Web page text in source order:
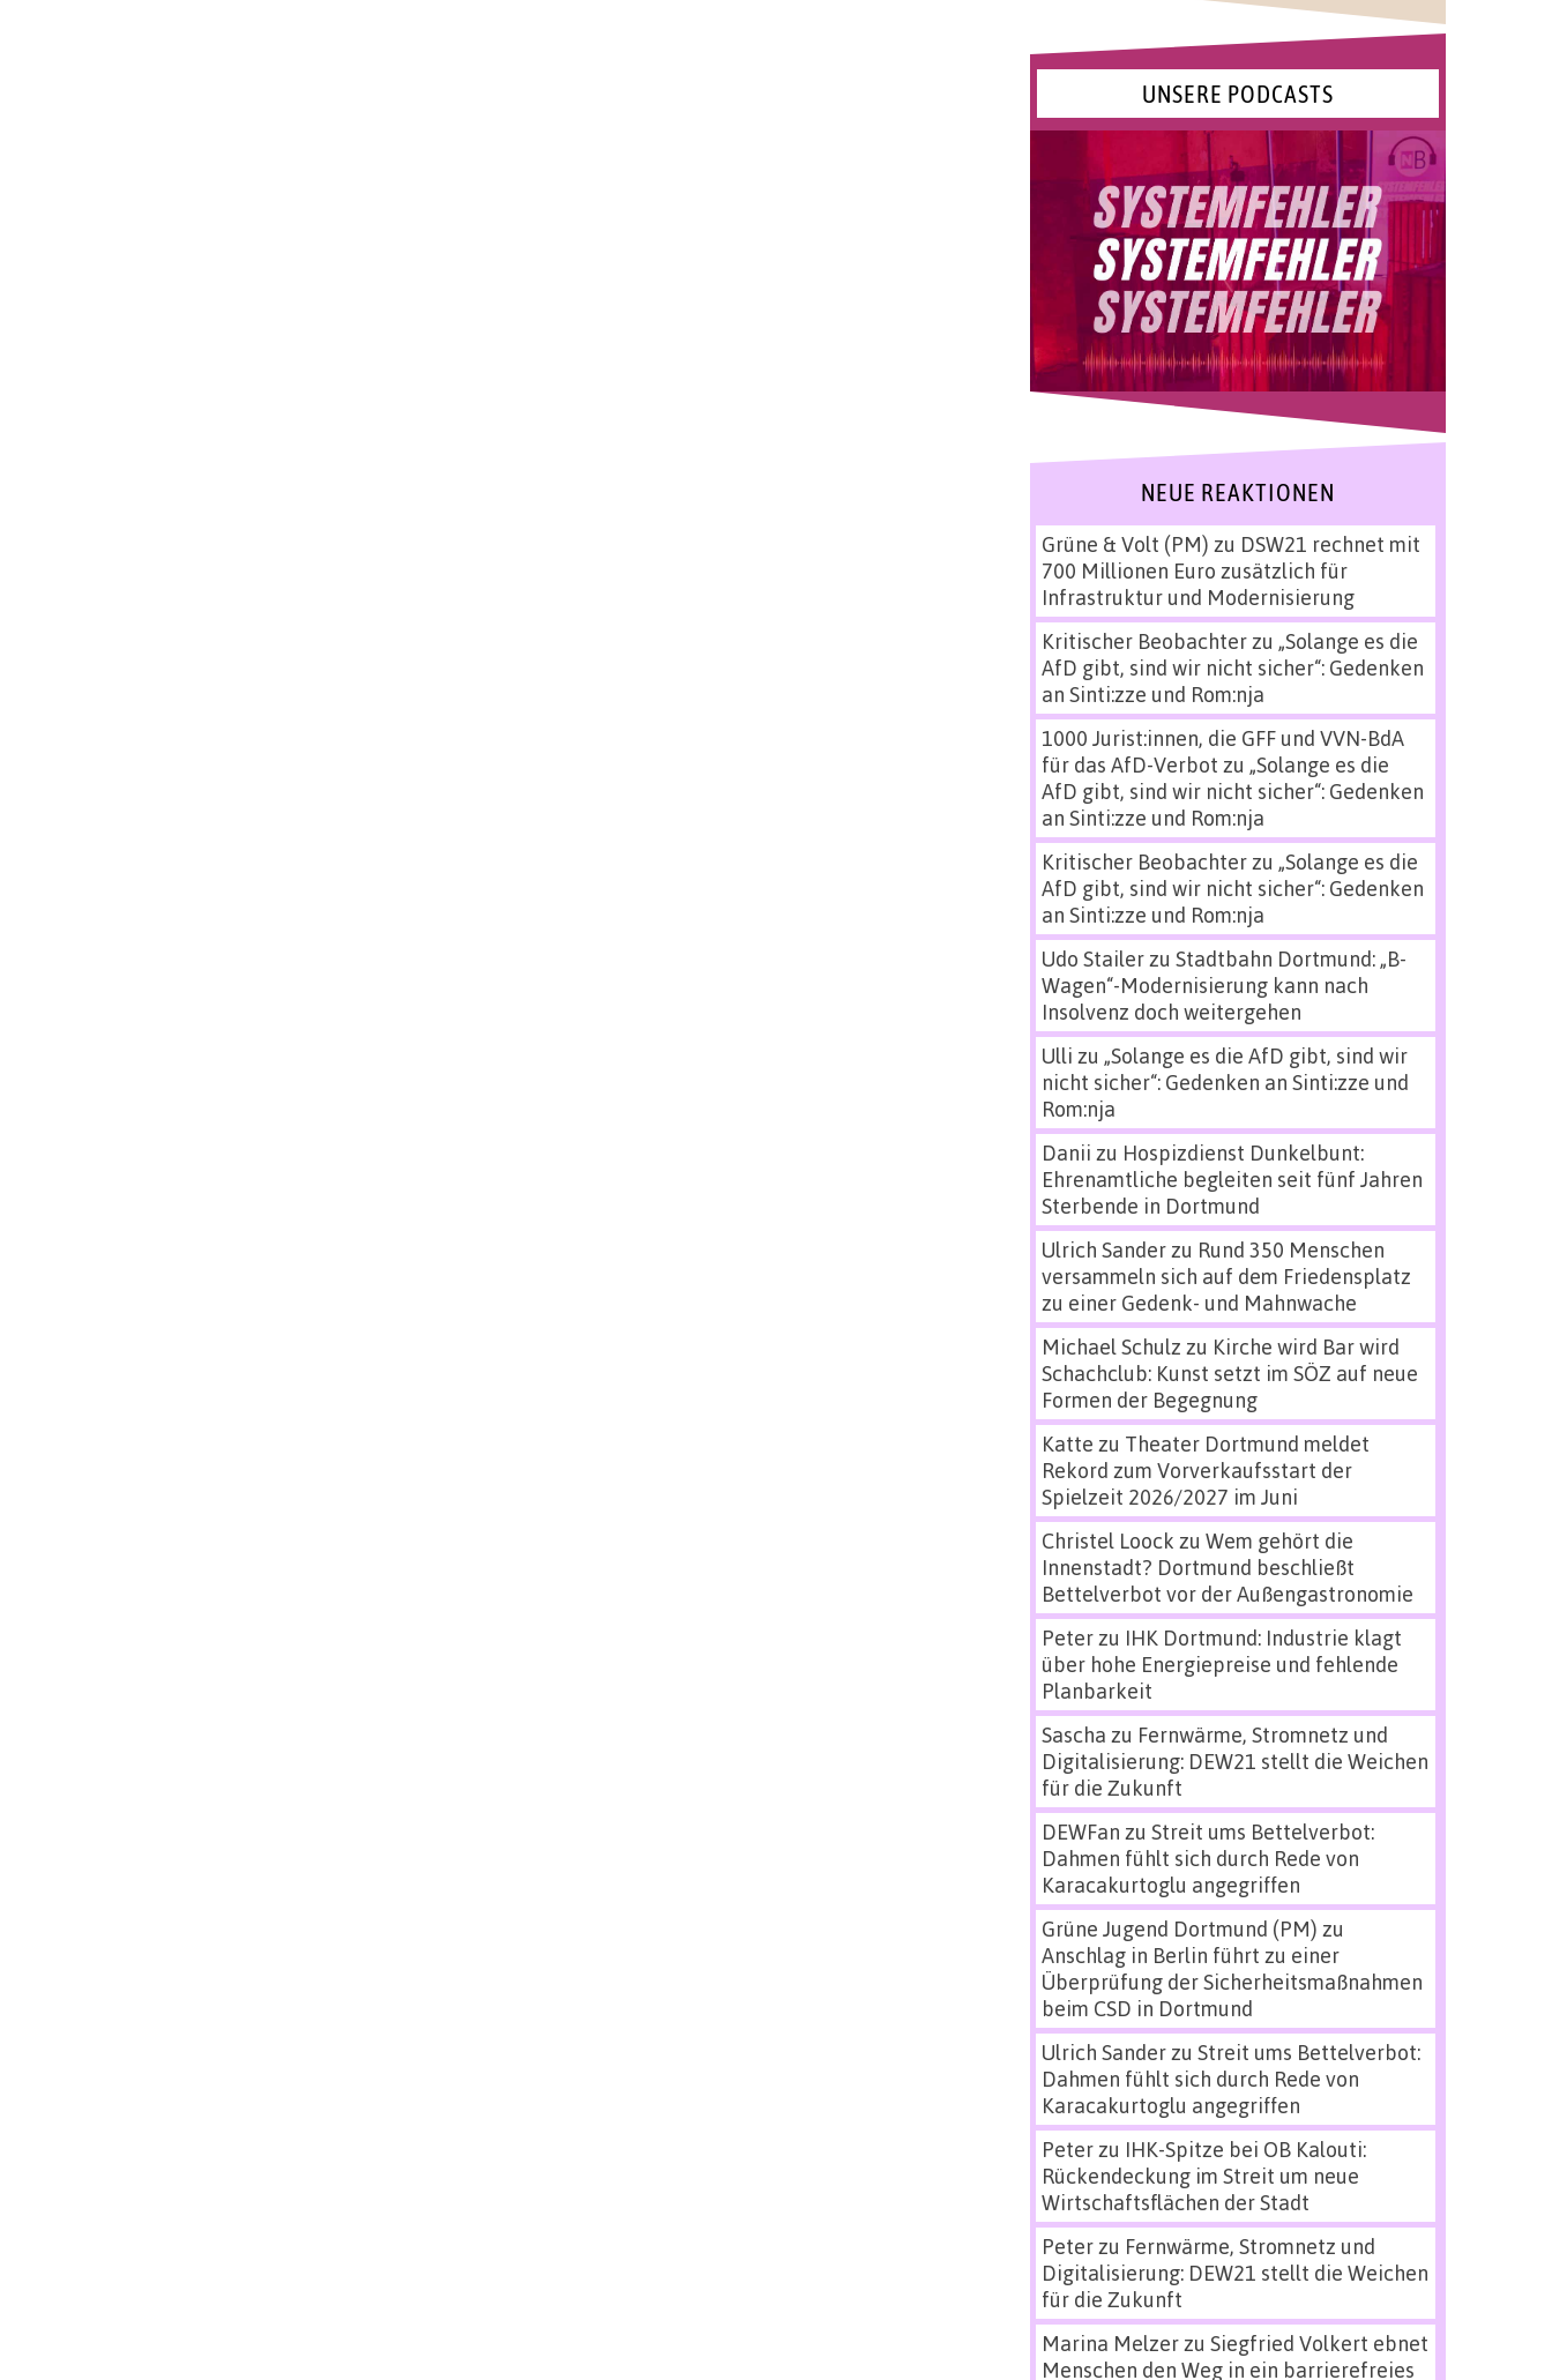
UNSERE PODCASTS
NEUE REAKTIONEN
Grüne & Volt (PM) zu DSW21 rechnet mit
700 Millionen Euro zusätzlich für
Infrastruktur und Modernisierung
Kritischer Beobachterzu „Solange es die
AfD gibt, sind wir nicht sicher“: Gedenken
an Sinti:zze und Rom:nja
1000 Jurist:innen, die GFF und VVN-BdA
für das AfD-Verbot zu „Solange es die
AfD gibt, sind wir nicht sicher“: Gedenken
an Sinti:zze und Rom:nja
Kritischer Beobachterzu „Solange es die
AfD gibt, sind wir nicht sicher“: Gedenken
an Sinti:zze und Rom:nja
Udo Stailerzu Stadtbahn Dortmund: „B-
Wagen“-Modernisierung kann nach
Insolvenz doch weitergehen
Ulli zu „Solange es die AfD gibt, sind wir
nicht sicher“: Gedenken an Sinti:zze und
Rom:nja
Danii zu Hospizdienst Dunkelbunt:
Ehrenamtliche begleiten seit fünf Jahren
Sterbende in Dortmund
Ulrich Sanderzu Rund 350 Menschen
versammeln sich auf dem Friedensplatz
zu einer Gedenk- und Mahnwache
Michael Schulz zu Kirche wird Bar wird
Schachclub: Kunst setzt im SÖZ auf neue
Formen der Begegnung
Katte zu Theater Dortmund meldet
Rekord zum Vorverkaufsstart der
Spielzeit 2026/2027 im Juni
Christel Loock zu Wem gehört die
Innenstadt? Dortmund beschließt
Bettelverbot vor der Außengastronomie
Peterzu IHK Dortmund: Industrie klagt
über hohe Energiepreise und fehlende
Planbarkeit
Sascha zu Fernwärme, Stromnetz und
Digitalisierung: DEW21 stellt die Weichen
für die Zukunft
DEWFan zu Streit ums Bettelverbot:
Dahmen fühlt sich durch Rede von
Karacakurtoglu angegriffen
Grüne Jugend Dortmund (PM) zu
Anschlag in Berlin führt zu einer
Überprüfung der Sicherheitsmaßnahmen
beim CSD in Dortmund
Ulrich Sanderzu Streit ums Bettelverbot:
Dahmen fühlt sich durch Rede von
Karacakurtoglu angegriffen
Peterzu IHK-Spitze bei OB Kalouti:
Rückendeckung im Streit um neue
Wirtschaftsflächen der Stadt
Peterzu Fernwärme, Stromnetz und
Digitalisierung: DEW21 stellt die Weichen
für die Zukunft
Marina Melzerzu Siegfried Volkert ebnet
Menschen den Weg in ein barrierefreies